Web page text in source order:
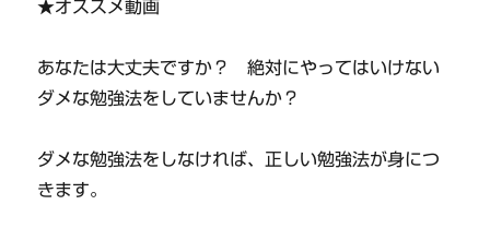
★オススメ動画
あなたは大丈夫ですか？ 絶対にやってはいけない
ダメな勉強法をしていませんか？
ダメな勉強法をしなければ、正しい勉強法が身につ
きます。